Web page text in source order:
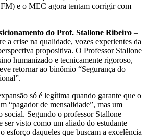
e o MEC agora tentam corrigir com
do Prof. Stallone Ribeiro –
a crise na qualidade, vozes experientes da
propositiva. O Professor Stallone
humanizado e tecnicamente rigoroso,
retornar ao binômio “Segurança do
só é legítima quando garante que o
“pagador de mensalidade”, mas um
social. Segundo o professor Stallone
ser visto como um aliado do estudante
esforço daqueles que buscam a excelência